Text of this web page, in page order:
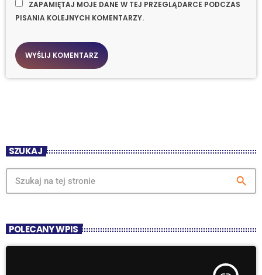
ZAPAMIĘTAJ MOJE DANE W TEJ PRZEGLĄDARCE PODCZAS
PISANIA KOLEJNYCH KOMENTARZY.
SZUKAJ
search
POLECANY WPIS